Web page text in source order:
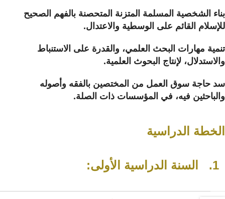
بناء الشخصية المسلمة المتزنة المتحصنة بالفهم الصحيح
للإسلام القائم على الوسطية والاعتدال.
تنمية مهارات البحث العلمي، والقدرة على الاستنباط
والاستدلال، لإنتاج البحوث العلمية.
سد حاجة سوق العمل من المختصين بالفقه وأصوله
والباحثين فيه، في المؤسسات ذات الصلة.
الخطة الدراسية
1. السنة الدراسية الأولى: